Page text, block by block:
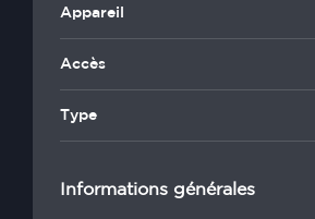
Appareil
Accès
Type
Informations générales